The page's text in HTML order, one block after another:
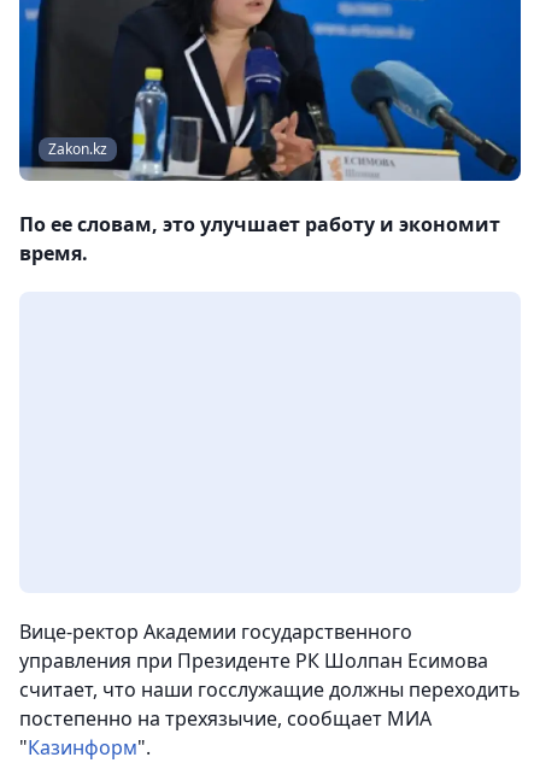
Zakon.kz
По ее словам, это улучшает работу и экономит
время.
Вице-ректор Академии государственного
управления при Президенте РК Шолпан Есимова
считает, что наши госслужащие должны переходить
постепенно на трехязычие, сообщает МИА
"Казинформ".